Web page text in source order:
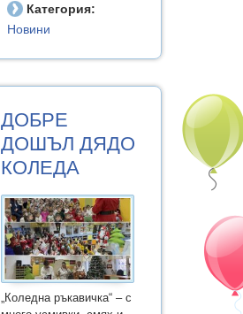
Категория:
Новини
ДОБРЕ
ДОШЪЛ ДЯДО
КОЛЕДА
„Коледна ръкавичка“ – с